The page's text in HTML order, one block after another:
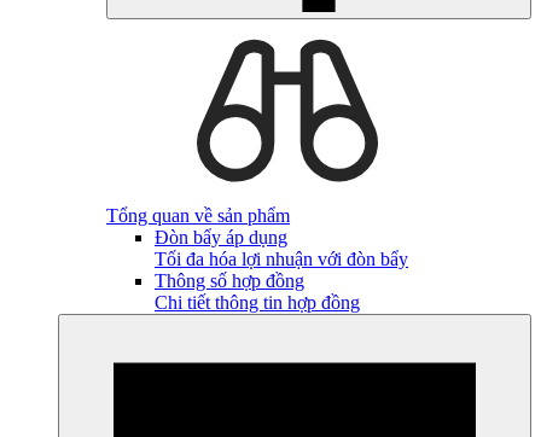
Tổng quan về sản phẩm
Đòn bẩy áp dụng
Tối đa hóa lợi nhuận với đòn bẩy
Thông số hợp đồng
Chi tiết thông tin hợp đồng